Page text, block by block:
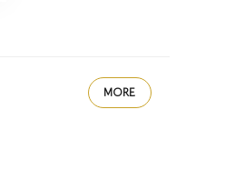
MORE